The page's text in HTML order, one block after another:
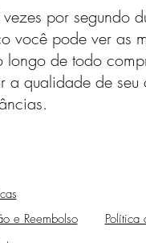
por segundo
você pode ver as
de todo
a qualidade de seu
e Reembolso Política